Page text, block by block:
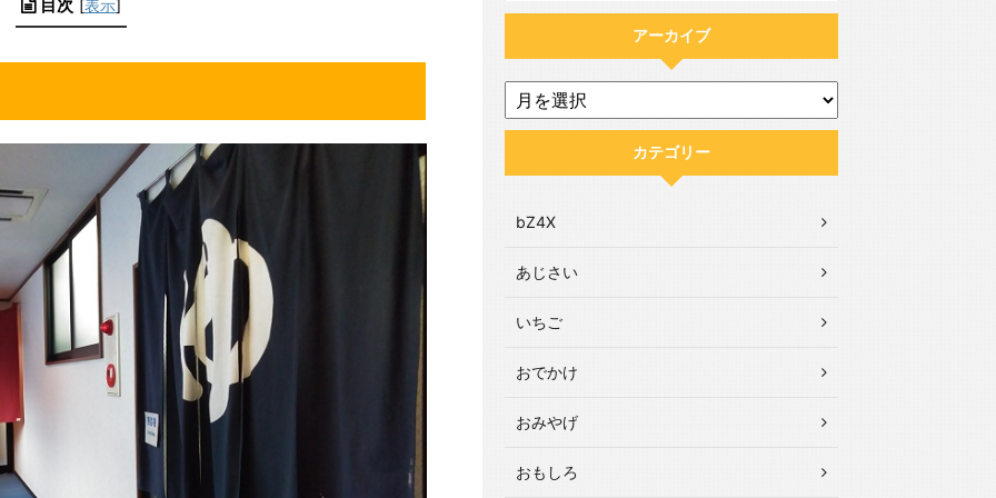
目次 [表示]
アーカイブ
カテゴリー
bZ4X
あじさい
いちご
おでかけ
おみやげ
おもしろ